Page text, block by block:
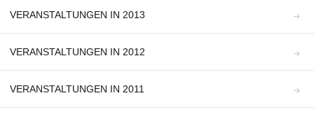
VERANSTALTUNGEN IN 2013
VERANSTALTUNGEN IN 2012
VERANSTALTUNGEN IN 2011